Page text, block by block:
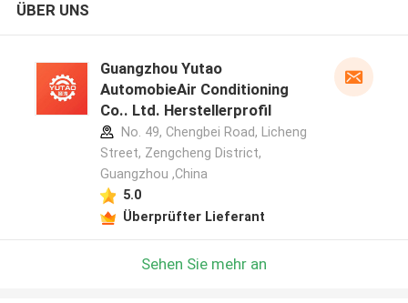
ÜBER UNS
Guangzhou Yutao
AutomobieAir Conditioning
Co.. Ltd. Herstellerprofil
No. 49, Chengbei Road, Licheng
Street, Zengcheng District,
Guangzhou ,China
5.0
Überprüfter Lieferant
Sehen Sie mehr an